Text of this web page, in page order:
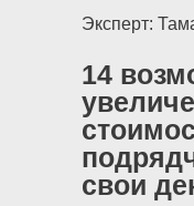
14
свои
Эксперт: